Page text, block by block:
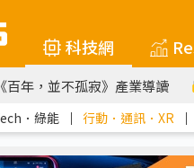
科技網
《百年，並不孤寂》產業導讀
．綠能 ｜ 行動．通訊．XR ｜